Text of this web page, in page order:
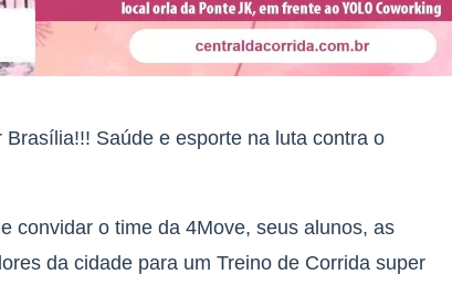
Saúde e esporte na luta contra o
convidar o time da 4Move, seus alunos, as
da cidade para um Treino de Corrida super